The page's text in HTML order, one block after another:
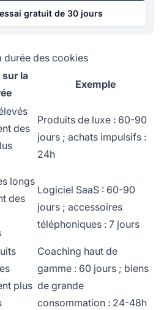
gratuit de 30 jours
durée des cookies
sur la
Exemple
des
Produits de luxe : 60-90
jours ; achats impulsifs :
24h
longs
des
Logiciel SaaS : 60-90
jours ; accessoires
téléphoniques : 7 jours
plus
Coaching haut de
gamme : 60 jours ; biens
de grande
consommation : 24-48h